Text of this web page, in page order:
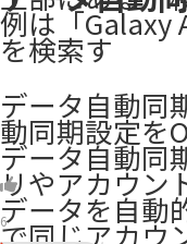
例は「Galaxy
を検索す
データ自動同
動同期設定を
データ自動同
リやアカウン
データを自動
で同じアカウ
6